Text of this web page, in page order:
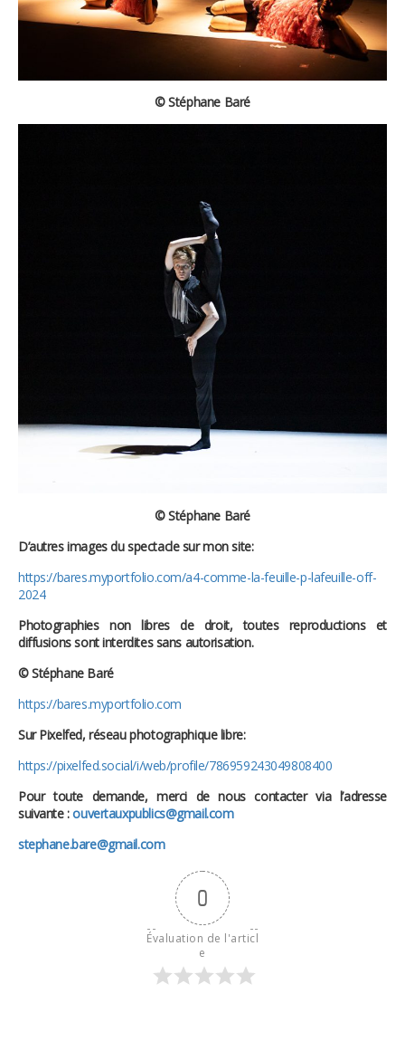
© Stéphane Baré
© Stéphane Baré
D’autres images du spectacle sur mon site:
https://bares.myportfolio.com/a4-comme-la-feuille-p-lafeuille-off-
2024
Photographies non libres de droit, toutes reproductions et
diffusions sont interdites sans autorisation.
© Stéphane Baré
https://bares.myportfolio.com
Sur Pixelfed, réseau photographique libre:
https://pixelfed.social/i/web/profile/786959243049808400
Pour toute demande, merci de nous contacter via l’adresse
suivante :ouvertauxpublics@gmail.com
stephane.bare@gmail.com
0
Évaluation de l'articl
e